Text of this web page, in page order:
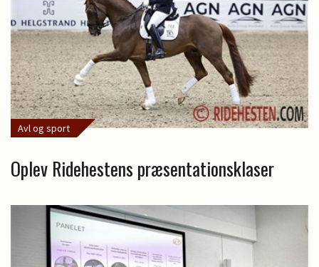
Avl og sport
Oplev Ridehestens præsentationsklaser